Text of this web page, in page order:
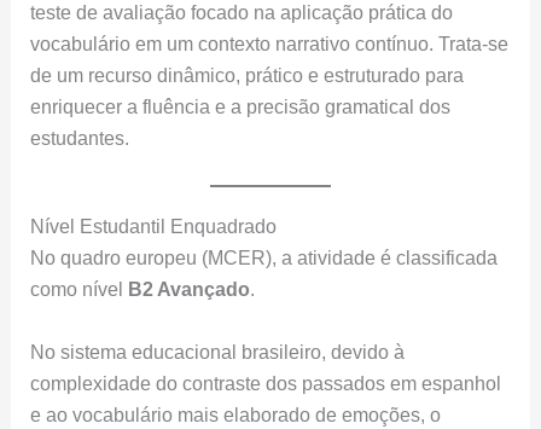
teste de avaliação focado na aplicação prática do
vocabulário em um contexto narrativo contínuo. Trata-se
de um recurso dinâmico, prático e estruturado para
enriquecer a fluência e a precisão gramatical dos
estudantes.
Nível Estudantil Enquadrado
No quadro europeu (MCER), a atividade é classificada
como nível
B2 Avançado.
No sistema educacional brasileiro, devido à
complexidade do contraste dos passados em espanhol
e ao vocabulário mais elaborado de emoções, o